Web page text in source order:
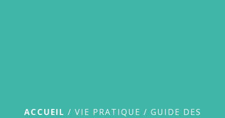
ACCUEIL / VIE PRATIQUE / GUIDE DES